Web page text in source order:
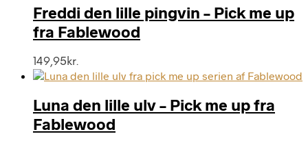
Freddi den lille pingvin – Pick me up
fra Fablewood
149,95kr.
Luna den lille ulv – Pick me up fra
Fablewood